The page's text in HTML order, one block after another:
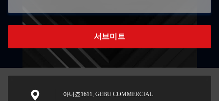
서브미트
아니죠1611, GEBU COMMERCIAL